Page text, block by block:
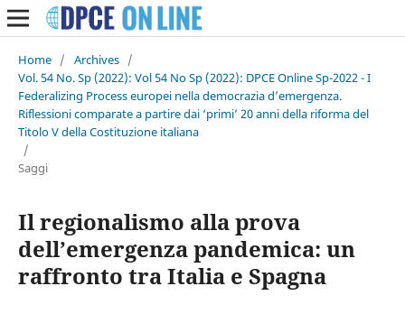
Home / Archives /
Vol. 54 No. Sp (2022): Vol 54 No Sp (2022): DPCE Online Sp-2022 - I
Federalizing Process europei nella democrazia d’emergenza.
Riflessioni comparate a partire dai ‘primi’ 20 anni della riforma del
Titolo V della Costituzione italiana
/
Saggi
Il regionalismo alla prova
dell’emergenza pandemica: un
raffronto tra Italia e Spagna